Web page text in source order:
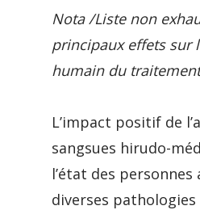
Nota /Liste non
principaux effets sur
humain du
L’impact positif de
sangsues hirudo-
l’état des
diverses